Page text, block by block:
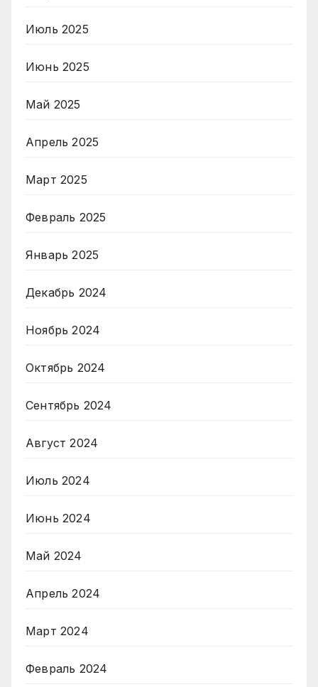
Июль 2025
Июнь 2025
Май 2025
Апрель 2025
Март 2025
Февраль 2025
Январь 2025
Декабрь 2024
Ноябрь 2024
Октябрь 2024
Сентябрь 2024
Август 2024
Июль 2024
Июнь 2024
Май 2024
Апрель 2024
Март 2024
Февраль 2024